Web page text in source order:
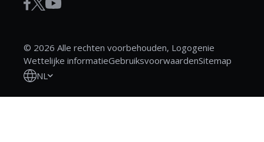
© 2026 Alle rechten voorbehouden, Logogenie
Wettelijke informatieGebruiksvoorwaardenSitemap
NL